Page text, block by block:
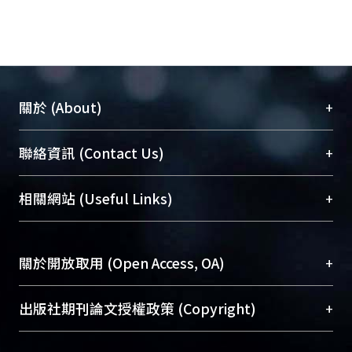
關於 (About) +
臺大位居世界頂尖大學之列，為永久珍藏及向國際
展現本校豐碩的研究成果及學術能量，圖書館整合
機構典藏（NTUR）與學術庫（AH）不同功能平
台，成為臺大學術典藏NTU scholars。期能整合研
成果。
To permanently archive and promote researcher
profiles and scholarly works, Library integrates the
services of “NTU Repository” with “Academic
聯絡資訊 (Contact Us) +
總館學科館員(Main Library)
醫學圖書館學科館員(Medical Library)
Sciences Library)
相關網站 (Useful Links) +
關於開放取用 (Open Access, OA) +
開放取用是從使用者角度提升資訊取用性的社會運
動，應用在學術研究上是透過將研究著作公開供使
出版社期刊論文授權政策 (Copyright) +